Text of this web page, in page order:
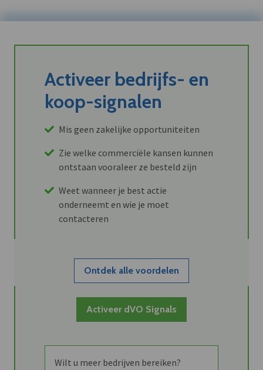
Activeer bedrijfs- en
koop-signalen
Mis geen zakelijke opportuniteiten
Zie welke commerciële kansen kunnen
ontstaan vooraleer ze besteld zijn
Weet wanneer je best actie
onderneemt en wie je moet
contacteren
Ontdek alle voordelen
Activeer dVO Signals
Wilt u meer bedrijven bereiken?